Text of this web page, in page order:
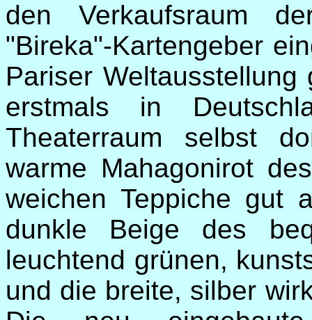
den Verkaufsraum
"Bireka"-Kartengeber
Pariser
erstmals in
Theaterraum selbst
warme Mahagonirot
weichen Teppiche gut
dunkle Beige des
leuchtend grünen,
und die breite, silber